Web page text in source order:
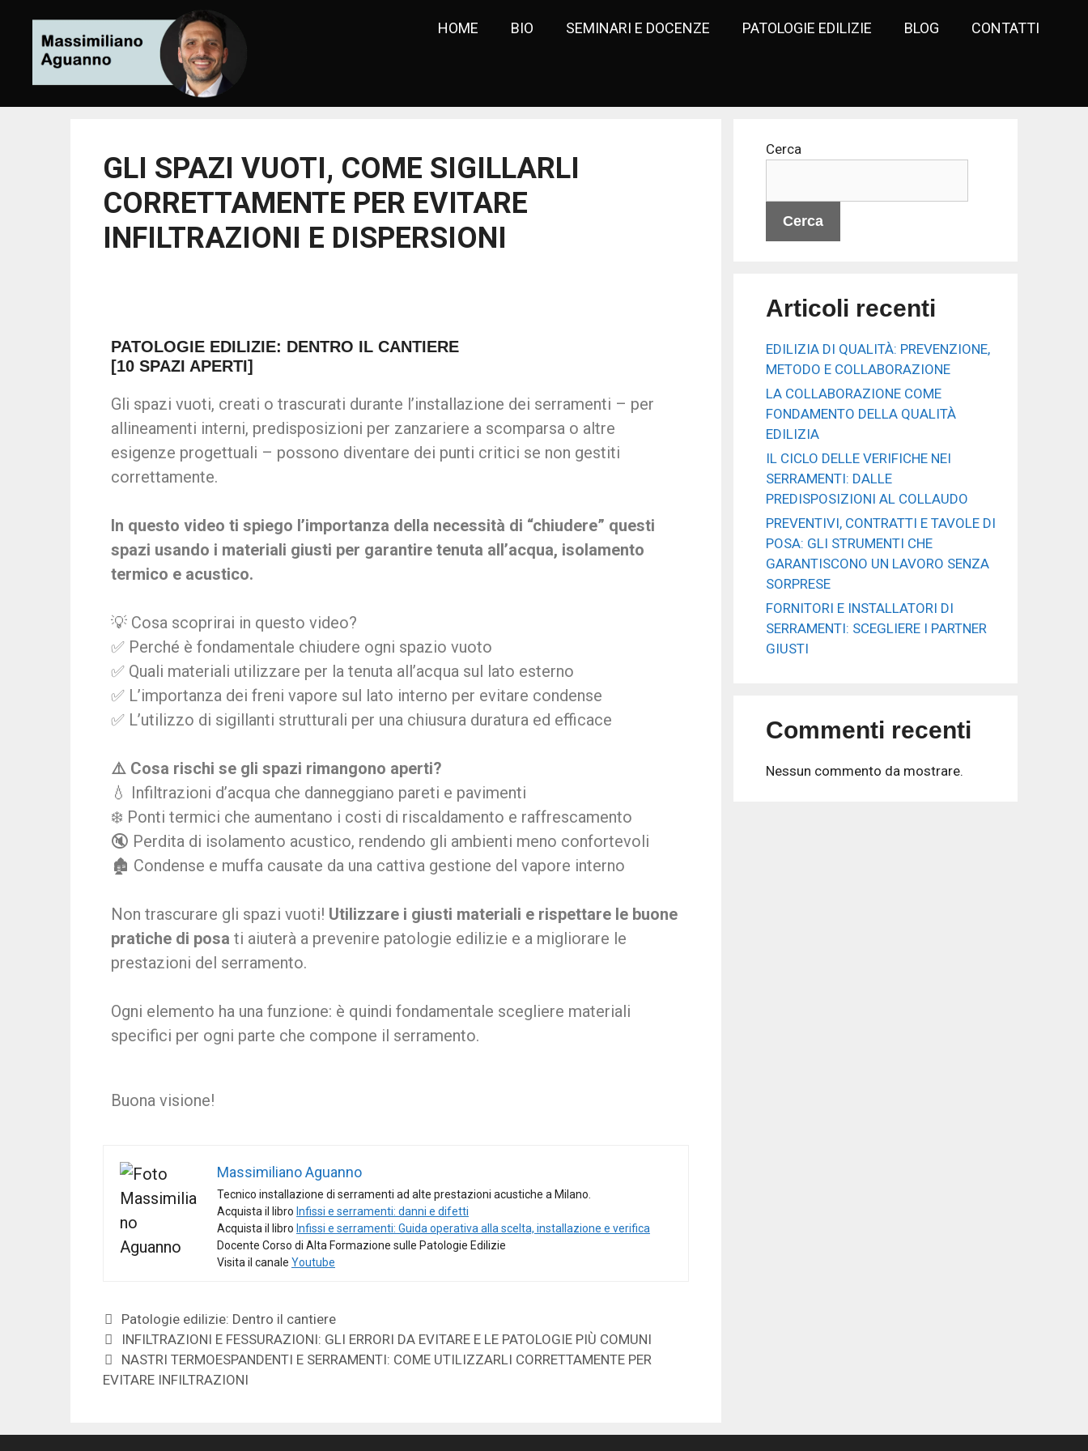
HOME BIO SEMINARI E DOCENZE PATOLOGIE EDILIZIE BLOG CONTATTI
GLI SPAZI VUOTI, COME SIGILLARLI
CORRETTAMENTE PER EVITARE
INFILTRAZIONI E DISPERSIONI
PATOLOGIE EDILIZIE: DENTRO IL CANTIERE
[10 SPAZI APERTI]
Gli spazi vuoti, creati o trascurati durante l’installazione dei serramenti – per
allineamenti interni, predisposizioni per zanzariere a scomparsa o altre
esigenze progettuali – possono diventare dei punti critici se non gestiti
correttamente.
In questo video ti spiego l’importanza della necessità di “chiudere” questi
spazi usando i materiali giusti per garantire tenuta all’acqua, isolamento
termico e acustico.
💡 Cosa scoprirai in questo video?
✅ Perché è fondamentale chiudere ogni spazio vuoto
✅ Quali materiali utilizzare per la tenuta all’acqua sul lato esterno
✅ L’importanza dei freni vapore sul lato interno per evitare condense
✅ L’utilizzo di sigillanti strutturali per una chiusura duratura ed efficace
⚠️ Cosa rischi se gli spazi rimangono aperti?
💧 Infiltrazioni d’acqua che danneggiano pareti e pavimenti
❄️ Ponti termici che aumentano i costi di riscaldamento e raffrescamento
🔇 Perdita di isolamento acustico, rendendo gli ambienti meno confortevoli
🏚️ Condense e muffa causate da una cattiva gestione del vapore interno
Non trascurare gli spazi vuoti! Utilizzare i giusti materiali e rispettare le buone
pratiche di posa ti aiuterà a prevenire patologie edilizie e a migliorare le
prestazioni del serramento.
Ogni elemento ha una funzione: è quindi fondamentale scegliere materiali
specifici per ogni parte che compone il serramento.
Buona visione!
Massimiliano Aguanno
Tecnico installazione di serramenti ad alte prestazioni acustiche a Milano.
Acquista il libro Infissi e serramenti: danni e difetti
Acquista il libro Infissi e serramenti: Guida operativa alla scelta, installazione e verifica
Docente Corso di Alta Formazione sulle Patologie Edilizie
Visita il canale Youtube
Patologie edilizie: Dentro il cantiere
INFILTRAZIONI E FESSURAZIONI: GLI ERRORI DA EVITARE E LE PATOLOGIE PIÙ COMUNI
NASTRI TERMOESPANDENTI E SERRAMENTI: COME UTILIZZARLI CORRETTAMENTE PER
EVITARE INFILTRAZIONI
Cerca
Cerca
Articoli recenti
EDILIZIA DI QUALITÀ: PREVENZIONE,
METODO E COLLABORAZIONE
LA COLLABORAZIONE COME
FONDAMENTO DELLA QUALITÀ
EDILIZIA
IL CICLO DELLE VERIFICHE NEI
SERRAMENTI: DALLE
PREDISPOSIZIONI AL COLLAUDO
PREVENTIVI, CONTRATTI E TAVOLE DI
POSA: GLI STRUMENTI CHE
GARANTISCONO UN LAVORO SENZA
SORPRESE
FORNITORI E INSTALLATORI DI
SERRAMENTI: SCEGLIERE I PARTNER
GIUSTI
Commenti recenti
Nessun commento da mostrare.